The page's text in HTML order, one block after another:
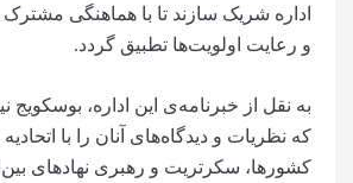
اداره شریک سازند تا با هماهنگی مشترک
و رعایت اولویت‌ها تطبیق گردد.
به نقل از خبرنامه‌ی این اداره، بوسکویج
که نظریات و دیدگاه‌های آنان را با اتحادیه
کشورها، سکرتریت و رهبری نهادهای